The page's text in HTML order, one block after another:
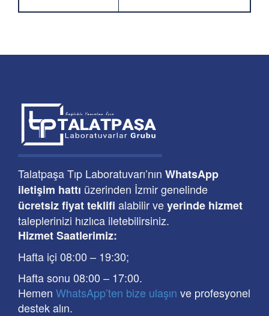
Talatpaşa Tıp Laboratuvarı’nın WhatsApp
iletişim hattı üzerinden İzmir genelinde
ücretsiz fiyat teklifi alabilir veyerinde hizmet
taleplerinizi hızlıca iletebilirsiniz.
Hizmet Saatlerimiz:
Hafta içi 08:00 – 19:30;
Hafta sonu 08:00 – 17:00.
Hemen WhatsApp’ten bize ulaşın ve profesyonel
destek alın.